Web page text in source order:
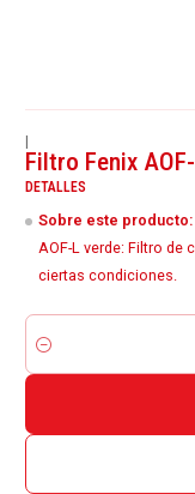
|
Filtro Fenix
DETALLES
Sobre este producto:
AOF-L verde: Filtro de
ciertas condiciones.
Cantidad